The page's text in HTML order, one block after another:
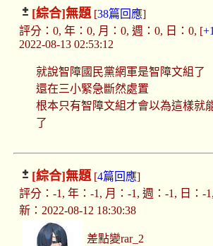
[綜合]無題[38篇回應]
評分：0, 年：0, 月：0, 週：0, 日：0, [+1
2022-08-13 02:53:12
就說智障國民黨網軍是智障文組了
還在三小緊急斷然處置
根本只有智障文組才會以為這樣就
了
[綜合]無題[4篇回應]
評分：-1, 年：-1, 月：-1, 週：-1, 日：-
新：2022-08-12 18:30:38
差點變rar_2